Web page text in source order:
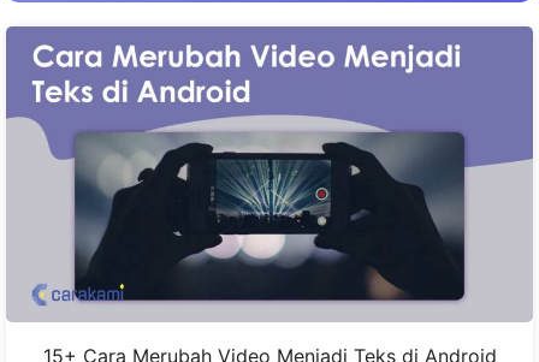
15+ Cara Merubah Video Menjadi Teks di Android